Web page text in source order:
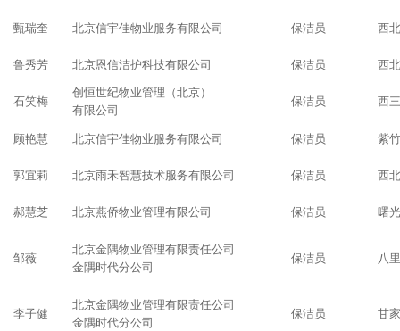
甄瑞奎 北京信宇佳物业服务有限公司 保洁员 西
鲁秀芳 北京恩信洁护科技有限公司 保洁员 西
石笑梅
创恒世纪物业管理（北京）
有限公司
保洁员 西
顾艳慧 北京信宇佳物业服务有限公司 保洁员 紫
郭宜莉 北京雨禾智慧技术服务有限公司 保洁员 西
郝慧芝 北京燕侨物业管理有限公司 保洁员 曙
邹薇
北京金隅物业管理有限责任公司
金隅时代分公司
保洁员 八
李子健
北京金隅物业管理有限责任公司
金隅时代分公司
保洁员 甘